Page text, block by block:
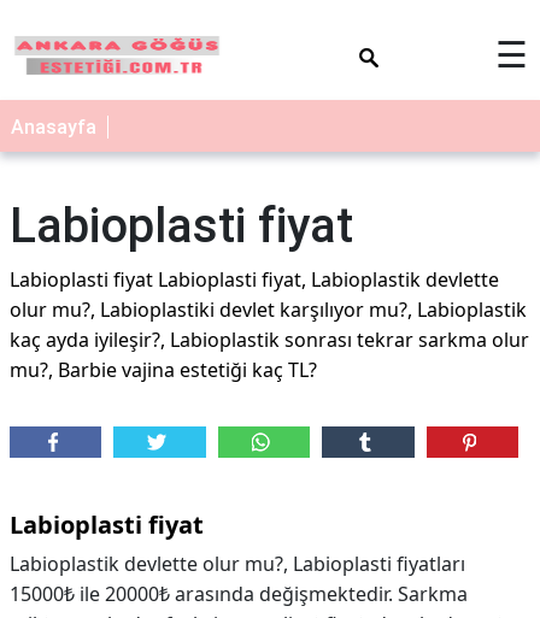
☰
Anasayfa
Labioplasti fiyat
Labioplasti fiyat Labioplasti fiyat, Labioplastik devlette
olur mu?, Labioplastiki devlet karşılıyor mu?, Labioplastik
kaç ayda iyileşir?, Labioplastik sonrası tekrar sarkma olur
mu?, Barbie vajina estetiği kaç TL?
Labioplasti fiyat
Labioplastik devlette olur mu?, Labioplasti fiyatları
15000₺ ile 20000₺ arasında değişmektedir. Sarkma